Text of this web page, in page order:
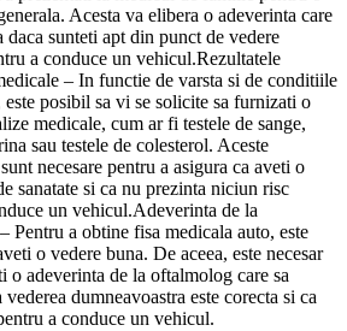
Acesta va elibera o adeverinta care
daca sunteti apt din punct de vedere
a conduce un vehicul.Rezultatele
– In functie de varsta si de conditiile
este posibil sa vi se solicite sa furnizati o
medicale, cum ar fi testele de sange,
sau testele de colesterol. Aceste
necesare pentru a asigura ca aveti o
sanatate si ca nu prezinta niciun risc
un vehicul.Adeverinta de la
Pentru a obtine fisa medicala auto, este
o vedere buna. De aceea, este necesar
o adeverinta de la oftalmolog care sa
dumneavoastra este corecta si ca
a conduce un vehicul.